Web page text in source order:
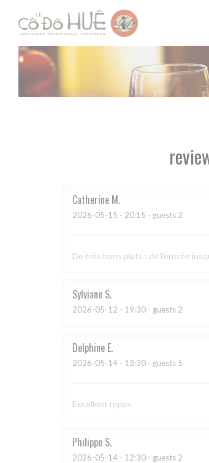
Painel de Gerenciamento de Cookies
Catherine M
2026-05-15 - 20:15 - guests 2
De très bons plats : de l'entrée
Sylviane S
2026-05-12 - 19:30 - guests 2
Delphine E
2026-05-14 - 13:30 - guests 5
Excellent repas
Philippe S
2026-05-14 - 12:30 - guests 2